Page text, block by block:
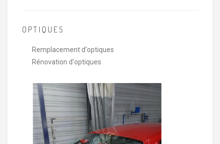
OPTIQUES
Remplacement d'optiques
Rénovation d'optiques